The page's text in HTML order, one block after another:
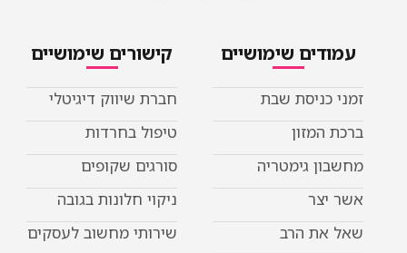
שימושיים
שבת
גימטריה
קישורים שימושיים
חברת שיווק דיגיטלי
טיפול בחרדות
סורגים שקופים
ניקוי חלונות בגובה
שירותי מחשוב לעסקים